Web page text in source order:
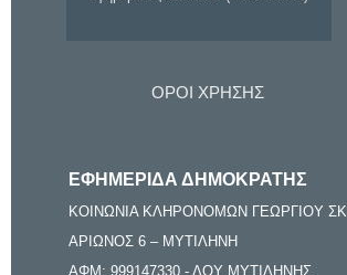
ΟΡΟΙ ΧΡΗΣΗΣ
ΕΦΗΜΕΡΙΔΑ ΔΗΜΟΚΡΑΤΗΣ
ΚΟΙΝΩΝΙΑ ΚΛΗΡΟΝΟΜΩΝ ΓΕΩΡΓΙΟΥ
ΑΡΙΩΝΟΣ 6 – ΜΥΤΙΛΗΝΗ
ΑΦΜ: 999147330 - ΔΟΥ ΜΥΤΙΛΗΝΗΣ